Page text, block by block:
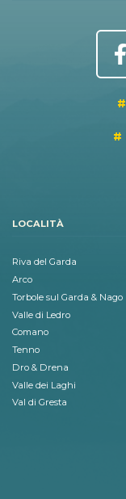
LOCALITÀ
Riva del Garda
Arco
Torbole sul Garda & Nago
Valle di Ledro
Comano
Tenno
Dro & Drena
Valle dei Laghi
Val di Gresta